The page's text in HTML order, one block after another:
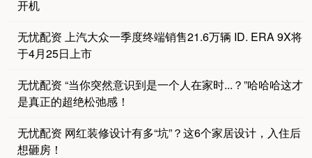
开机
无忧配资 上汽大众一季度终端销售21.6万辆 ID. ERA 9X将
于4月25日上市
无忧配资 “当你突然意识到是一个人在家时...？”哈哈哈这才
是真正的超绝松弛感！
无忧配资 网红装修设计有多“坑”？这6个家居设计，入住后
想砸房！